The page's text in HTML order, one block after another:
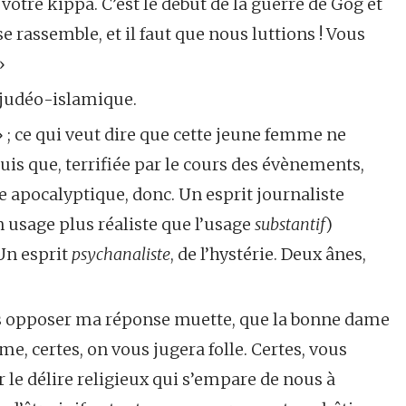
rassemble, et il faut que nous luttions ! Vous
islamique.
ce qui veut dire que cette jeune femme ne
que, terrifiée par le cours des évènements,
apocalyptique, donc. Un esprit journaliste
plus réaliste que l’usage substantif)
esprit psychanaliste, de l’hystérie. Deux ânes,
ma réponse muette, que la bonne dame
certes, on vous jugera folle. Certes, vous
le délire religieux qui s’empare de nous à